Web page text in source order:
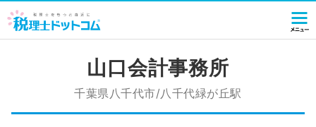
山口会計事務所
千葉県八千代市/八千代緑が丘駅